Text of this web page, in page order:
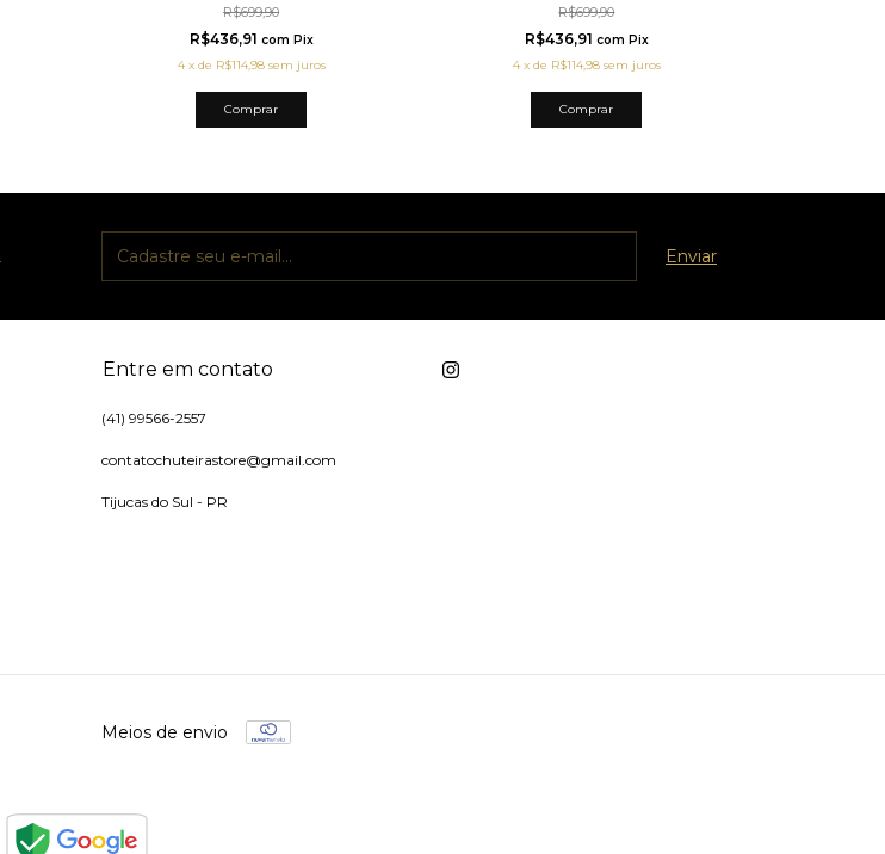
R$699,90
R$436,91 com Pix
4 x de R$114,98 sem juros
Comprar
R$699,90
R$436,91 com Pix
4 x de R$114,98 sem juros
Comprar
Entre em contato
(41) 99566-2557
contatochuteirastore@gmail.com
Tijucas do Sul - PR
Meios de envio